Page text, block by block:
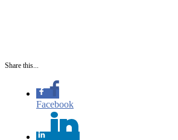
Share this...
Facebook